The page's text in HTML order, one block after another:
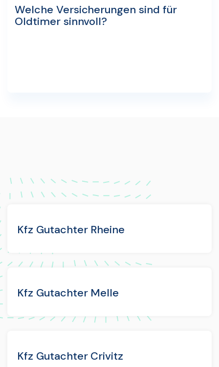
Welche Versicherungen sind für
Oldtimer sinnvoll?
Kfz Gutachter Rheine
Kfz Gutachter Melle
Kfz Gutachter Crivitz